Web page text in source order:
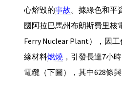
心熔毀的事故。據綠色和平
國阿拉巴馬州布朗斯費里核
Ferry Nuclear Plant），因
緣材料燃燒，引發長達7小
電纜（下圖），其中628條與